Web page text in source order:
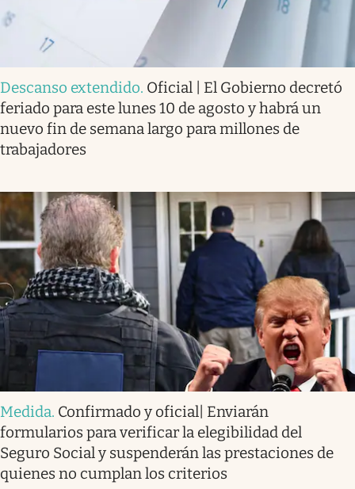
Descanso extendido. Oficial | El Gobierno decretó
feriado para este lunes 10 de agosto y habrá un
nuevo fin de semana largo para millones de
trabajadores
Medida. Confirmado y oficial| Enviarán
formularios para verificar la elegibilidad del
Seguro Social y suspenderán las prestaciones de
quienes no cumplan los criterios